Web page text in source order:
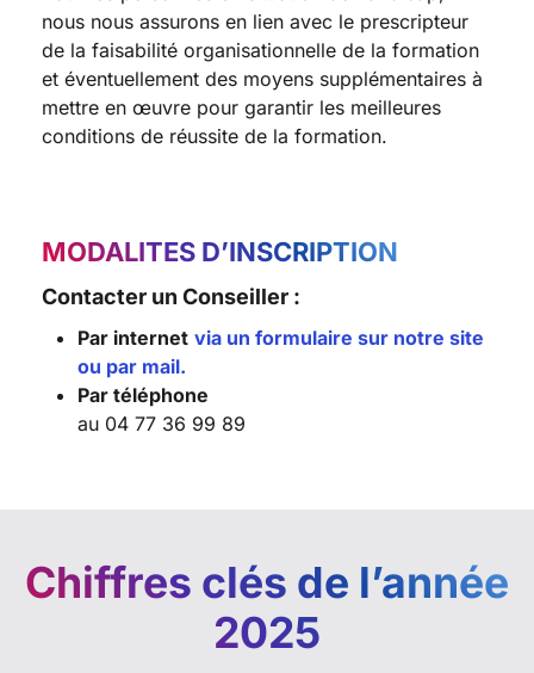
nous nous assurons en lien avec le prescripteur
de la faisabilité organisationnelle de la formation
et éventuellement des moyens supplémentaires à
mettre en œuvre pour garantir les meilleures
conditions de réussite de la formation.
MODALITES D’INSCRIPTION
Contacter un Conseiller :
Par internet via un formulaire sur notre site
ou par mail.
Par téléphone
au 04 77 36 99 89
Chiffres clés de l’année
2025